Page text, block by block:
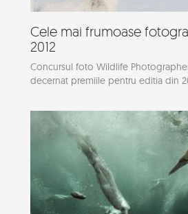
Cele mai frumoase
2012
Concursul foto Wildlife
decernat premiile pentru editia din